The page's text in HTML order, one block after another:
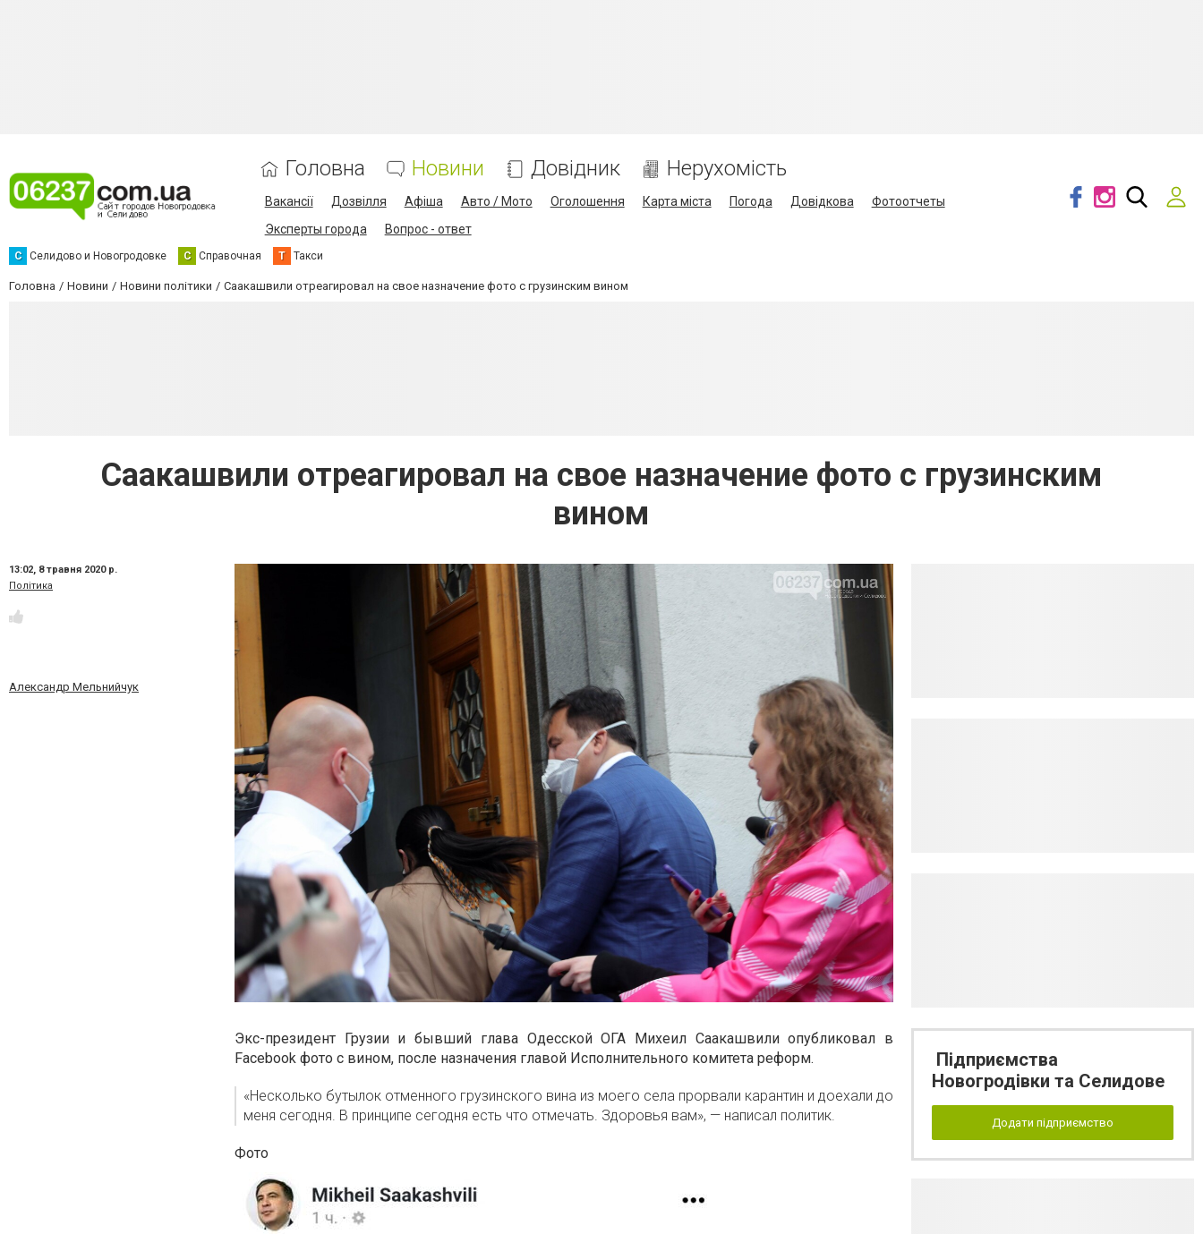
Головна Новини Довідник Нерухомість
Вакансії Дозвілля Афіша Авто / Мото Оголошення Карта міста Погода Довідкова
Фотоотчеты
Эксперты города
Вопрос - ответ
С Селидово и Новогродовке С Справочная Т Такси
Головна Новини Новини політики Саакашвили отреагировал на свое назначение фото с грузинским вином
Саакашвили отреагировал на свое назначение фото с грузинским
вином
13:02, 8 травня 2020 р.
Політика
Александр Мельнийчук
Экс-президент Грузии и бывший глава Одесской ОГА Михеил Саакашвили опубликовал в
Facebook фото с вином, после назначения главой Исполнительного комитета реформ.
«Несколько бутылок отменного грузинского вина из моего села прорвали карантин и доехали до
меня сегодня. В принципе сегодня есть что отмечать. Здоровья вам», — написал политик.
Фото
Підприємства
Новогродівки та Селидове
Додати підприємство